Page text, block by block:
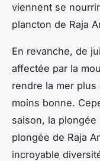
viennent se
plancton de Raja
En revanche, de
affectée par la
rendre la mer
moins bonne.
saison, la
plongée de Raja
incroyable